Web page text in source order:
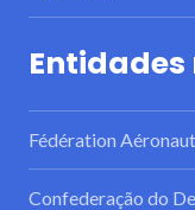
Fédération
Confederação do